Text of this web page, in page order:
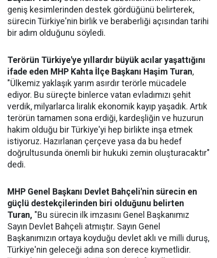
geniş kesimlerinden destek gördüğünü belirterek,
sürecin Türkiye'nin birlik ve beraberliği açısından tarihi
bir adım olduğunu söyledi.
Terörün Türkiye'ye yıllardır büyük acılar yaşattığını
ifade eden MHP Kahta İlçe Başkanı Haşim Turan,
"Ülkemiz yaklaşık yarım asırdır terörle mücadele
ediyor. Bu süreçte binlerce vatan evladımızı şehit
verdik, milyarlarca liralık ekonomik kayıp yaşadık. Artık
terörün tamamen sona erdiği, kardeşliğin ve huzurun
hakim olduğu bir Türkiye'yi hep birlikte inşa etmek
istiyoruz. Hazırlanan çerçeve yasa da bu hedef
doğrultusunda önemli bir hukuki zemin oluşturacaktır"
dedi.
MHP Genel Başkanı Devlet Bahçeli'nin sürecin en
güçlü destekçilerinden biri olduğunu belirten
Turan, "Bu sürecin ilk imzasını Genel Başkanımız
Sayın Devlet Bahçeli atmıştır. Sayın Genel
Başkanımızın ortaya koyduğu devlet aklı ve milli duruş,
Türkiye'nin geleceği adına son derece kıymetlidir.